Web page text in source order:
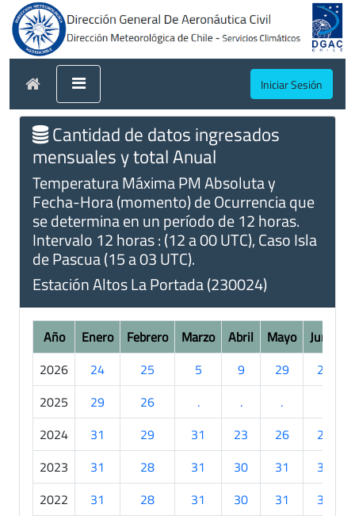
Iniciar Sesión
Cantidad de datos ingresados
mensuales y total Anual
Temperatura Máxima PM Absoluta y
Fecha-Hora (momento) de Ocurrencia que
se determina en un período de 12 horas.
Intervalo 12 horas : (12 a 00 UTC), Caso Isla
de Pascua (15 a 03 UTC).
Estación Altos La Portada (230024)
Año Enero Febrero Marzo Abril Mayo Junio
2026
24 25 5 9 29
25
2025
29 26 . . .
2024
31 29 31 23 26
25
2023
31 28 31 30 31
30
2022
31 28 31 30 31
30